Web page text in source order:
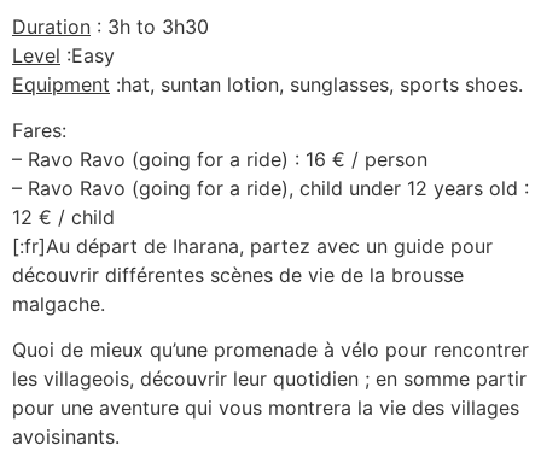
Duration : 3h to 3h30
Level :Easy
Equipment :hat, suntan lotion, sunglasses, sports shoes.
Fares:
– Ravo Ravo (going for a ride) : 16 € / person
– Ravo Ravo (going for a ride), child under 12 years old :
12 € / child
[:fr]Au départ de Iharana, partez avec un guide pour
découvrir différentes scènes de vie de la brousse
malgache.
Quoi de mieux qu’une promenade à vélo pour rencontrer
les villageois, découvrir leur quotidien ; en somme partir
pour une aventure qui vous montrera la vie des villages
avoisinants.